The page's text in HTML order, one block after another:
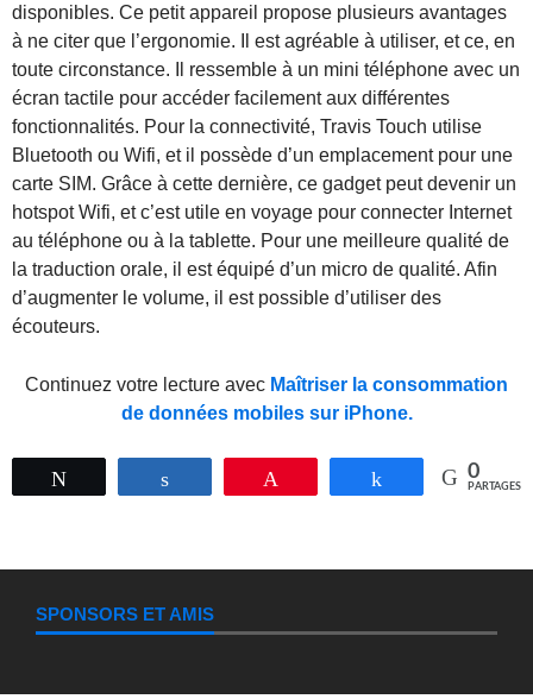
disponibles. Ce petit appareil propose plusieurs avantages
à ne citer que l’ergonomie. Il est agréable à utiliser, et ce, en
toute circonstance. Il ressemble à un mini téléphone avec un
écran tactile pour accéder facilement aux différentes
fonctionnalités. Pour la connectivité, Travis Touch utilise
Bluetooth ou Wifi, et il possède d’un emplacement pour une
carte SIM. Grâce à cette dernière, ce gadget peut devenir un
hotspot Wifi, et c’est utile en voyage pour connecter Internet
au téléphone ou à la tablette. Pour une meilleure qualité de
la traduction orale, il est équipé d’un micro de qualité. Afin
d’augmenter le volume, il est possible d’utiliser des
écouteurs.
Continuez votre lecture avec Maîtriser la consommation
de données mobiles sur iPhone.
Partagez 0
PARTAGES
SPONSORS ET AMIS